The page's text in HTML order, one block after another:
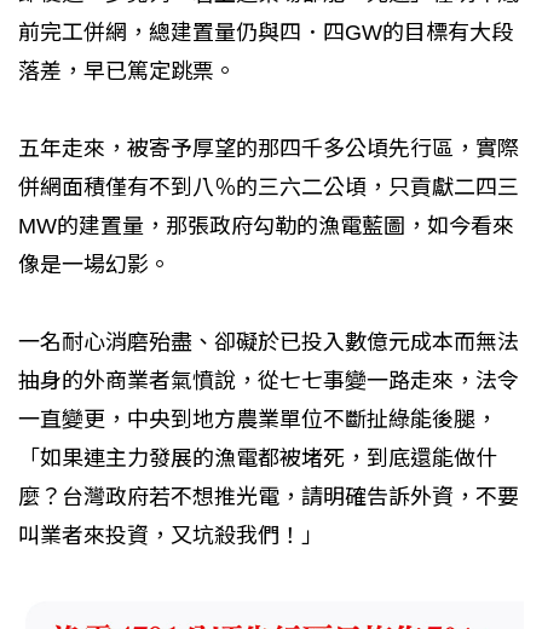
前完工併網，總建置量仍與四．四GW的目標有大段
落差，早已篤定跳票。
五年走來，被寄予厚望的那四千多公頃先行區，實際
併網面積僅有不到八％的三六二公頃，只貢獻二四三
MW的建置量，那張政府勾勒的漁電藍圖，如今看來
像是一場幻影。
一名耐心消磨殆盡、卻礙於已投入數億元成本而無法
抽身的外商業者氣憤說，從七七事變一路走來，法令
一直變更，中央到地方農業單位不斷扯綠能後腿，
「如果連主力發展的漁電都被堵死，到底還能做什
麼？台灣政府若不想推光電，請明確告訴外資，不要
叫業者來投資，又坑殺我們！」